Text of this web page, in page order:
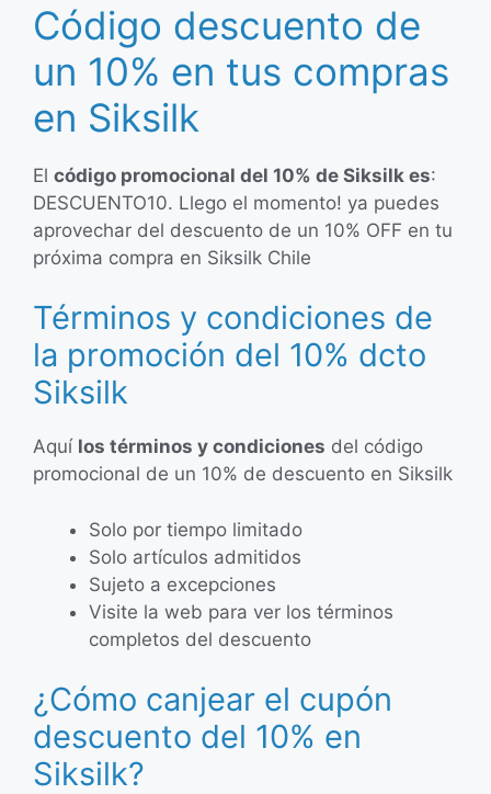
Código descuento de
un 10% en tus compras
en Siksilk
El código promocional del 10% de Siksilk es:
DESCUENTO10. Llego el momento! ya puedes
aprovechar del descuento de un 10% OFF en tu
próxima compra en Siksilk Chile
Términos y condiciones de
la promoción del 10% dcto
Siksilk
Aquí los términos y condiciones del código
promocional de un 10% de descuento en Siksilk
Solo por tiempo limitado
Solo artículos admitidos
Sujeto a excepciones
Visite la web para ver los términos
completos del descuento
¿Cómo canjear el cupón
descuento del 10% en
Siksilk?